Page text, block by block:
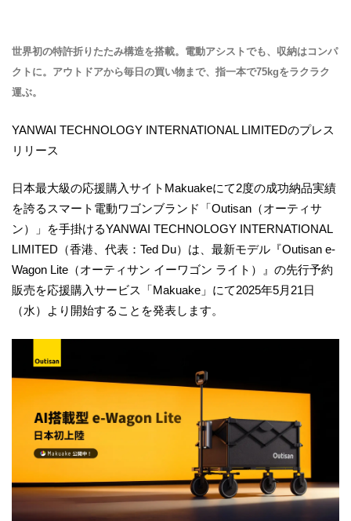
世界初の特許折りたたみ構造を搭載。電動アシストでも、収納はコンパ
クトに。アウトドアから毎日の買い物まで、指一本で75kgをラクラク
運ぶ。
YANWAI TECHNOLOGY INTERNATIONAL LIMITEDのプレス
リリース
日本最大級の応援購入サイトMakuakeにて2度の成功納品実績
を誇るスマート電動ワゴンブランド「Outisan（オーティサ
ン）」を手掛けるYANWAI TECHNOLOGY INTERNATIONAL
LIMITED（香港、代表：Ted Du）は、最新モデル『Outisan e-
Wagon Lite（オーティサン イーワゴン ライト）』の先行予約
販売を応援購入サービス「Makuake」にて2025年5月21日
（水）より開始することを発表します。